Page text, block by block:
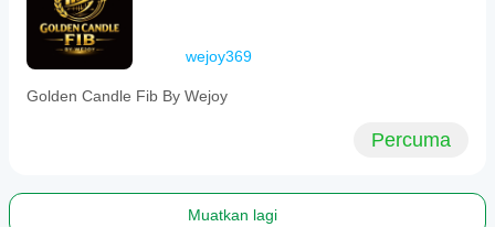
wejoy369
Golden Candle Fib By Wejoy
Percuma
Muatkan lagi